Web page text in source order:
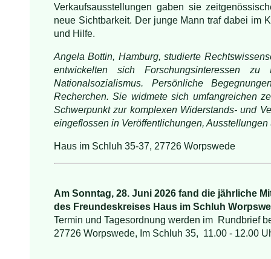
Verkaufsausstellungen gaben sie
neue Sichtbarkeit. Der junge Mann traf dabei im
und Hilfe.
Angela Bottin, Hamburg, studierte
entwickelten sich Forschungsinteressen
Nationalsozialismus. Persönliche
Recherchen. Sie widmete sich umfangreichen
Schwerpunkt zur komplexen Widerstands- und
eingeflossen in Veröffentlichungen, Ausstellungen
Haus im Schluh 35-37, 27726 Worpswede
Am Sonntag, 28. Juni 2026 fand die jährliche
des Freundeskreises Haus im Schluh
Termin und Tagesordnung werden im Rundbrief
27726 Worpswede, Im Schluh 35, 11.00 - 12.00